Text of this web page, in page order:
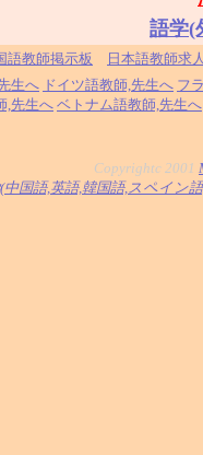
語学(
語教師掲示板
日本語教師求
生へ ドイツ語教師,先生へ フ
,先生へ ベトナム語教師,先生へ
Copyrightc 2001
中国語,英語,韓国語,スペイン